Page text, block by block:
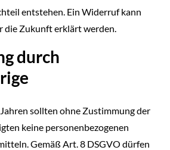
entstehen. Ein Widerruf kann
die Zukunft erklärt werden.
durch
sollten ohne Zustimmung der
keine personenbezogenen
Gemäß Art. 8 DSGVO dürfen